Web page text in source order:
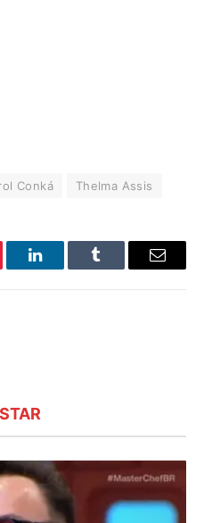
Conká Thelma Assis
LinkedInTumblr
E-